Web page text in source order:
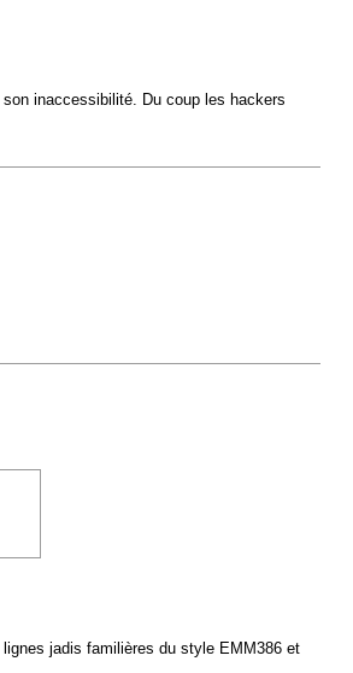
inaccessibilité. Du coup les hackers
jadis familières du style EMM386 et